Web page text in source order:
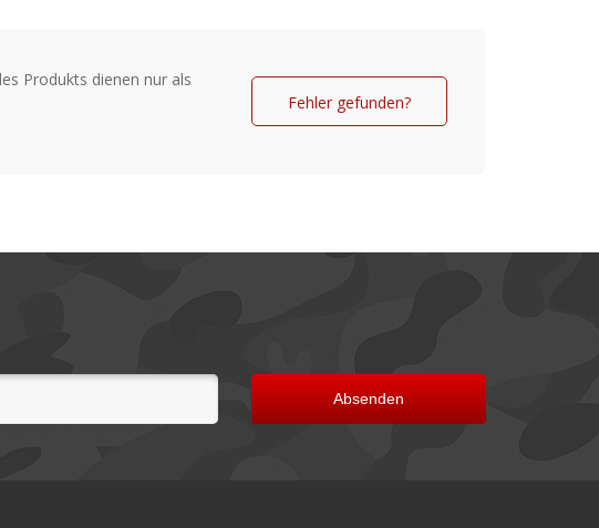
Produkts dienen nur als
Fehler gefunden?
Absenden